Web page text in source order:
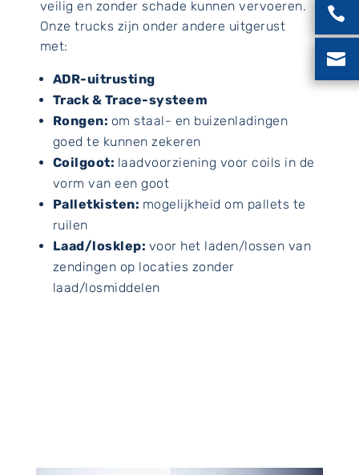


veilig en zonder schade kunnen vervoeren.
Onze trucks zijn onder andere uitgerust
met:
ADR-uitrusting
Track & Trace-systeem
Rongen: om staal- en buizenladingen
goed te kunnen zekeren
Coilgoot: laadvoorziening voor coils in de
vorm van een goot
Palletkisten: mogelijkheid om pallets te
ruilen
Laad/losklep: voor het laden/lossen van
zendingen op locaties zonder
laad/losmiddelen